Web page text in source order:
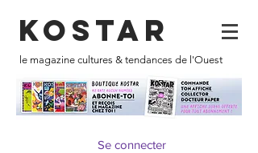
KOSTAR
le magazine cultures & tendances de l'Ouest
Se connecter